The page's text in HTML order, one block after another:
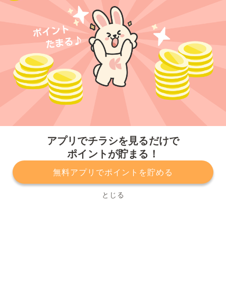
アプリでチラシを見るだけで
ポイントが貯まる！
無料アプリでポイントを貯める
とじる
プライバシーポリシー 利用規約
運営会社
サービスに関してのお問い合わせ